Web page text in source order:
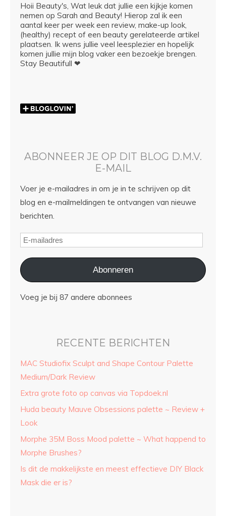
Hoii Beauty's, Wat leuk dat jullie een kijkje komen
nemen op Sarah and Beauty! Hierop zal ik een
aantal keer per week een review, make-up look,
(healthy) recept of een beauty gerelateerde artikel
plaatsen. Ik wens jullie veel leesplezier en hopelijk
komen jullie mijn blog vaker een bezoekje brengen.
Stay Beautifull ❤
ABONNEER JE OP DIT BLOG D.M.V.
E-MAIL
Voer je e-mailadres in om je in te schrijven op dit
blog en e-mailmeldingen te ontvangen van nieuwe
berichten.
Abonneren
Voeg je bij 87 andere abonnees
RECENTE BERICHTEN
MAC Studiofix Sculpt and Shape Contour Palette
Medium/Dark Review
Extra grote foto op canvas via Topdoek.nl
Huda beauty Mauve Obsessions palette ~ Review +
Look
Morphe 35M Boss Mood palette ~ What happend to
Morphe Brushes?
Is dit de makkelijkste en meest effectieve DIY Black
Mask die er is?